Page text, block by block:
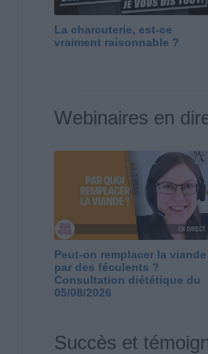
La charcuterie, est-ce
vraiment raisonnable ?
Webinaires en
Peut-on remplacer la viande
par des féculents ?
Consultation diététique du
05/08/2026
Succès et